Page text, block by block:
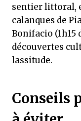
sentier littoral,
calanques de
Bonifacio (1h15
découvertes
lassitude.
Conseils